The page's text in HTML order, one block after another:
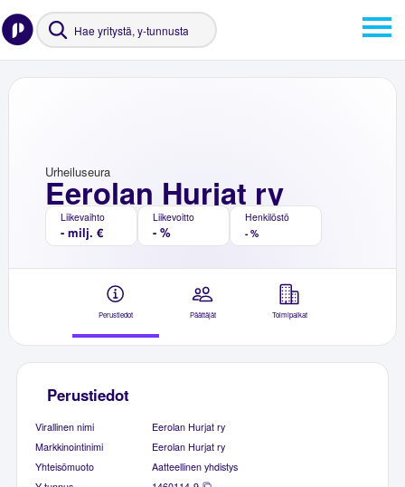
Eerolan Hurjat ry
Urheiluseura
Liikevaihto
- milj. €
Liikevoitto
- %
Henkilöstö
- %
Perustiedot Päättäjät Toimipaikat
Perustiedot
Virallinen nimi
Eerolan Hurjat ry
Markkinointinimi
Eerolan Hurjat ry
Yhteisömuoto
Aatteellinen yhdistys